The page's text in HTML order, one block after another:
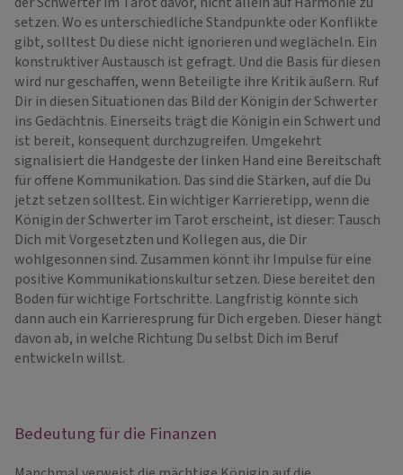
setzen. Wo es unterschiedliche Standpunkte oder Konflikte
gibt, solltest Du diese nicht ignorieren und weglächeln. Ein
konstruktiver Austausch ist gefragt. Und die Basis für diesen
wird nur geschaffen, wenn Beteiligte ihre Kritik äußern. Ruf
Dir in diesen Situationen das Bild der Königin der Schwerter
ins Gedächtnis. Einerseits trägt die Königin ein Schwert und
ist bereit, konsequent durchzugreifen. Umgekehrt
signalisiert die Handgeste der linken Hand eine Bereitschaft
für offene Kommunikation. Das sind die Stärken, auf die Du
jetzt setzen solltest. Ein wichtiger Karrieretipp, wenn die
Königin der Schwerter im Tarot erscheint, ist dieser: Tausch
Dich mit Vorgesetzten und Kollegen aus, die Dir
wohlgesonnen sind. Zusammen könnt ihr Impulse für eine
positive Kommunikationskultur setzen. Diese bereitet den
Boden für wichtige Fortschritte. Langfristig könnte sich
dann auch ein Karrieresprung für Dich ergeben. Dieser hängt
davon ab, in welche Richtung Du selbst Dich im Beruf
entwickeln willst.
Bedeutung für die Finanzen